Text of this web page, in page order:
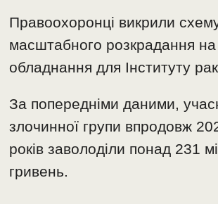
Правоохоронці викрили
масштабного розкрадання на
обладнання для Інституту
За попередніми даними,
злочинної групи впродовж
років заволоділи понад 231
гривень.